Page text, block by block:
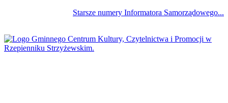
Starsze numery Informatora Samorządowego...